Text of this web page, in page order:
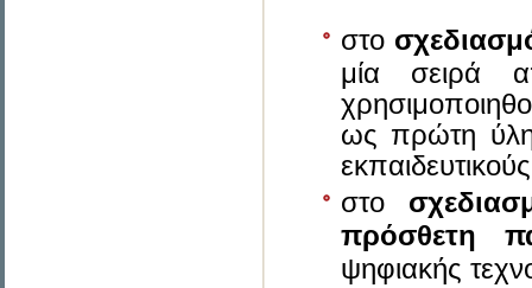
στο
μία σειρά
ως πρώτη ύλη
στο
πρόσθετη
ψηφιακής